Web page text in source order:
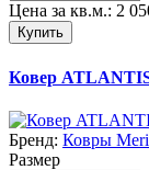
Цена за кв.м.: 2
Купить
Ковер
Бренд: Ковры
Размер